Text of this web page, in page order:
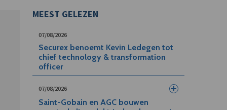
MEEST GELEZEN
07/08/2026
Securex benoemt Kevin Ledegen tot
chief technology & transformation
officer
07/08/2026
Saint-Gobain en AGC bouwen